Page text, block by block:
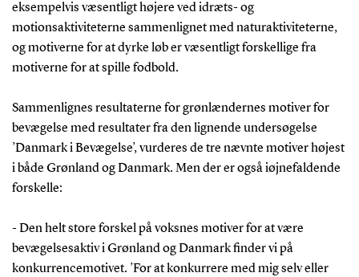
eksempelvis væsentligt højere ved idræts- og
motionsaktiviteterne sammenlignet med naturaktiviteterne,
og motiverne for at dyrke løb er væsentligt forskellige fra
motiverne for at spille fodbold.
Sammenlignes resultaterne for grønlændernes motiver for
bevægelse med resultater fra den lignende undersøgelse
’Danmark i Bevægelse’, vurderes de tre nævnte motiver højest
i både Grønland og Danmark. Men der er også iøjnefaldende
forskelle:
- Den helt store forskel på voksnes motiver for at være
bevægelsesaktiv i Grønland og Danmark finder vi på
konkurrencemotivet. ’For at konkurrere med mig selv eller